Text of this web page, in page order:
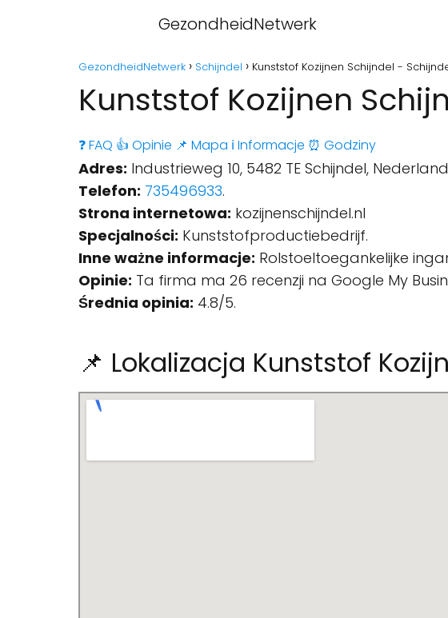
GezondheidNetwerk
GezondheidNetwerk Schijndel Kunststof Kozijnen Schijndel -
Kunststof Kozijnen
❓ FAQ 👍 Opinie 📌 Mapa ℹ️ Informacje ⏰ Godziny
Adres: Industrieweg 10, 5482 TE Schijndel,
Telefon: 735496933.
Strona internetowa: kozijnenschijndel.nl
Specjalności: Kunststofproductiebedrijf.
Inne ważne informacje: Rolstoeltoegankelijke
Opinie: Ta firma ma 26 recenzji na Google My
Średnia opinia: 4.8/5.
📌 Lokalizacja Kunststof